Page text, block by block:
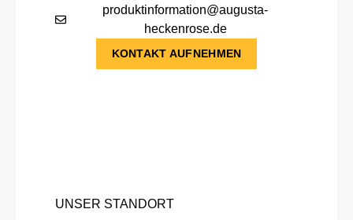
produktinformation@augusta-
heckenrose.de
KONTAKT AUFNEHMEN
UNSER STANDORT